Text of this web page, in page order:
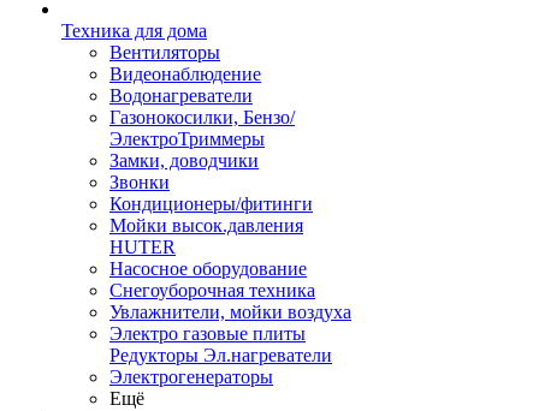
Техника для дома
Вентиляторы
Видеонаблюдение
Водонагреватели
Газонокосилки, Бензо/
ЭлектроТриммеры
Замки, доводчики
Звонки
Кондиционеры/фитинги
Мойки высок.давления
HUTER
Насосное оборудование
Снегоуборочная техника
Увлажнители, мойки воздуха
Электро газовые плиты
Редукторы Эл.нагреватели
Электрогенераторы
Ещё